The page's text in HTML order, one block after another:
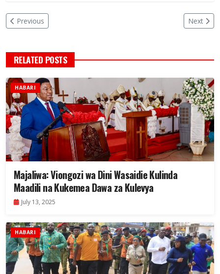
Previous Next
RELATED POSTS
HABARI
Majaliwa: Viongozi wa Dini Wasaidie Kulinda
Maadili na Kukemea Dawa za Kulevya
July 13, 2025
HABARI